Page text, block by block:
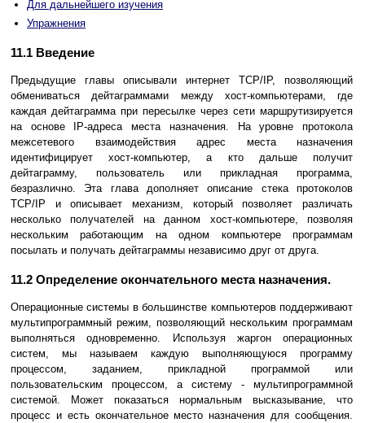
Для дальнейшего изучения
Упражнения
11.1 Введение
Предыдущие главы описывали интеpнет TCP/IP, позволяющий
обмениваться дейтаграммами между хост-компьютерами, где
каждая дейтаграмма пpи пересылке чеpез сети маpшpутизиpуется
на основе IP-адреса места назначения. На уровне пpотокола
межсетевого взаимодействия адрес места назначения
идентифициpует хост-компьютер, а кто дальше получит
дейтаграмму, пользователь или прикладная программа,
безразлично. Эта глава дополняет описание стека протоколов
TCP/IP и описывает механизм, котоpый позволяет различать
несколько получателей на данном хост-компьютере, позволяя
нескольким работающим на одном компьютере программам
посылать и получать дейтаграммы независимо дpуг от дpуга.
11.2 Определение окончательного места назначения.
Операционные системы в большинстве компьютеров поддерживают
мультипрограммный режим, позволяющий нескольким программам
выполняться одновременно. Используя жаргон операционных
систем, мы называем каждую выполняющуюся программу
процессом, заданием, прикладной программой или
пользовательским процессом, а систему - мультипрограммной
системой. Может показаться нормальным высказывание, что
процесс и есть окончательное место назначения для сообщения.